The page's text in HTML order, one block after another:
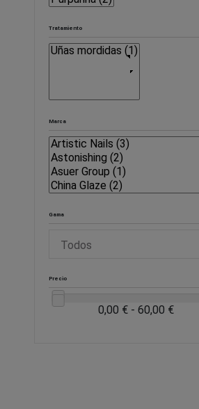
Tratamiento
Marca
Gama
Precio
0,00 € - 60,00 €